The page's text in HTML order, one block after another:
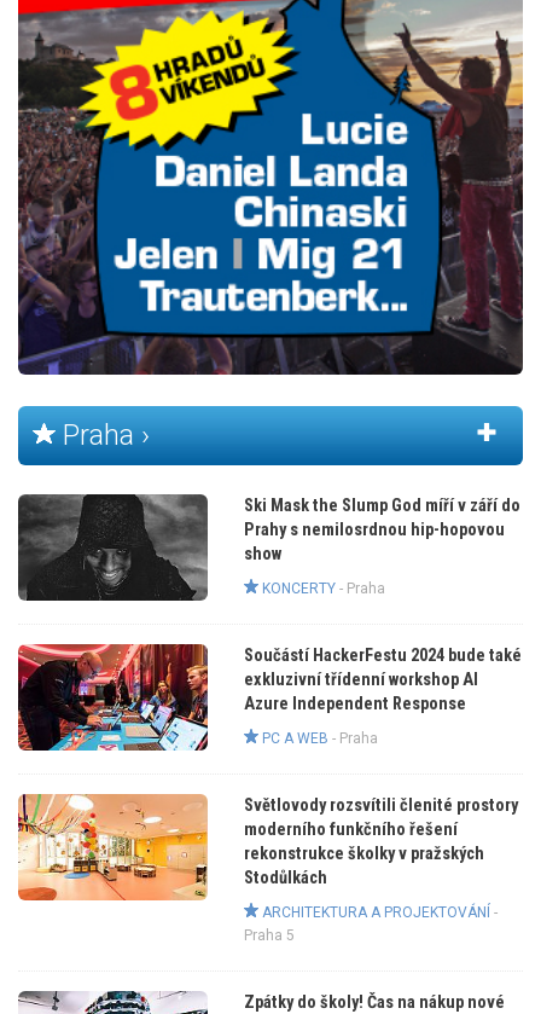
Praha ›
Ski Mask the Slump God míří v září do
Prahy s nemilosrdnou hip-hopovou
show
KONCERTY- Praha
Součástí HackerFestu 2024 bude také
exkluzivní třídenní workshop AI
Azure Independent Response
PC A WEB - Praha
Světlovody rozsvítili členité prostory
moderního funkčního řešení
rekonstrukce školky v pražských
Stodůlkách
ARCHITEKTURA A PROJEKTOVÁNÍ -
Praha 5
Zpátky do školy! Čas na nákup nové